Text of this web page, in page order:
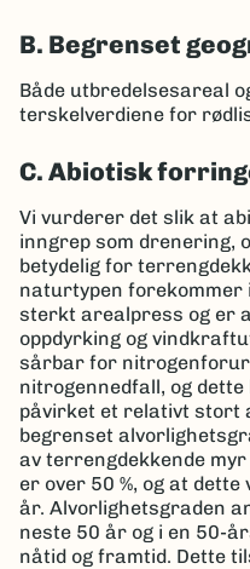
B. Begrenset
Både utbredelsesareal
terskelverdiene for
C. Abiotisk
Vi vurderer det slik at
inngrep som drenering,
betydelig for
naturtypen forekommer
sterkt arealpress og er
oppdyrking og
sårbar for
nitrogennedfall, og
påvirket et relativt stort
begrenset
av terrengdekkende
er over 50 %, og at
år. Alvorlighetsgraden
neste 50 år og i en 50-
nåtid og framtid. Dette